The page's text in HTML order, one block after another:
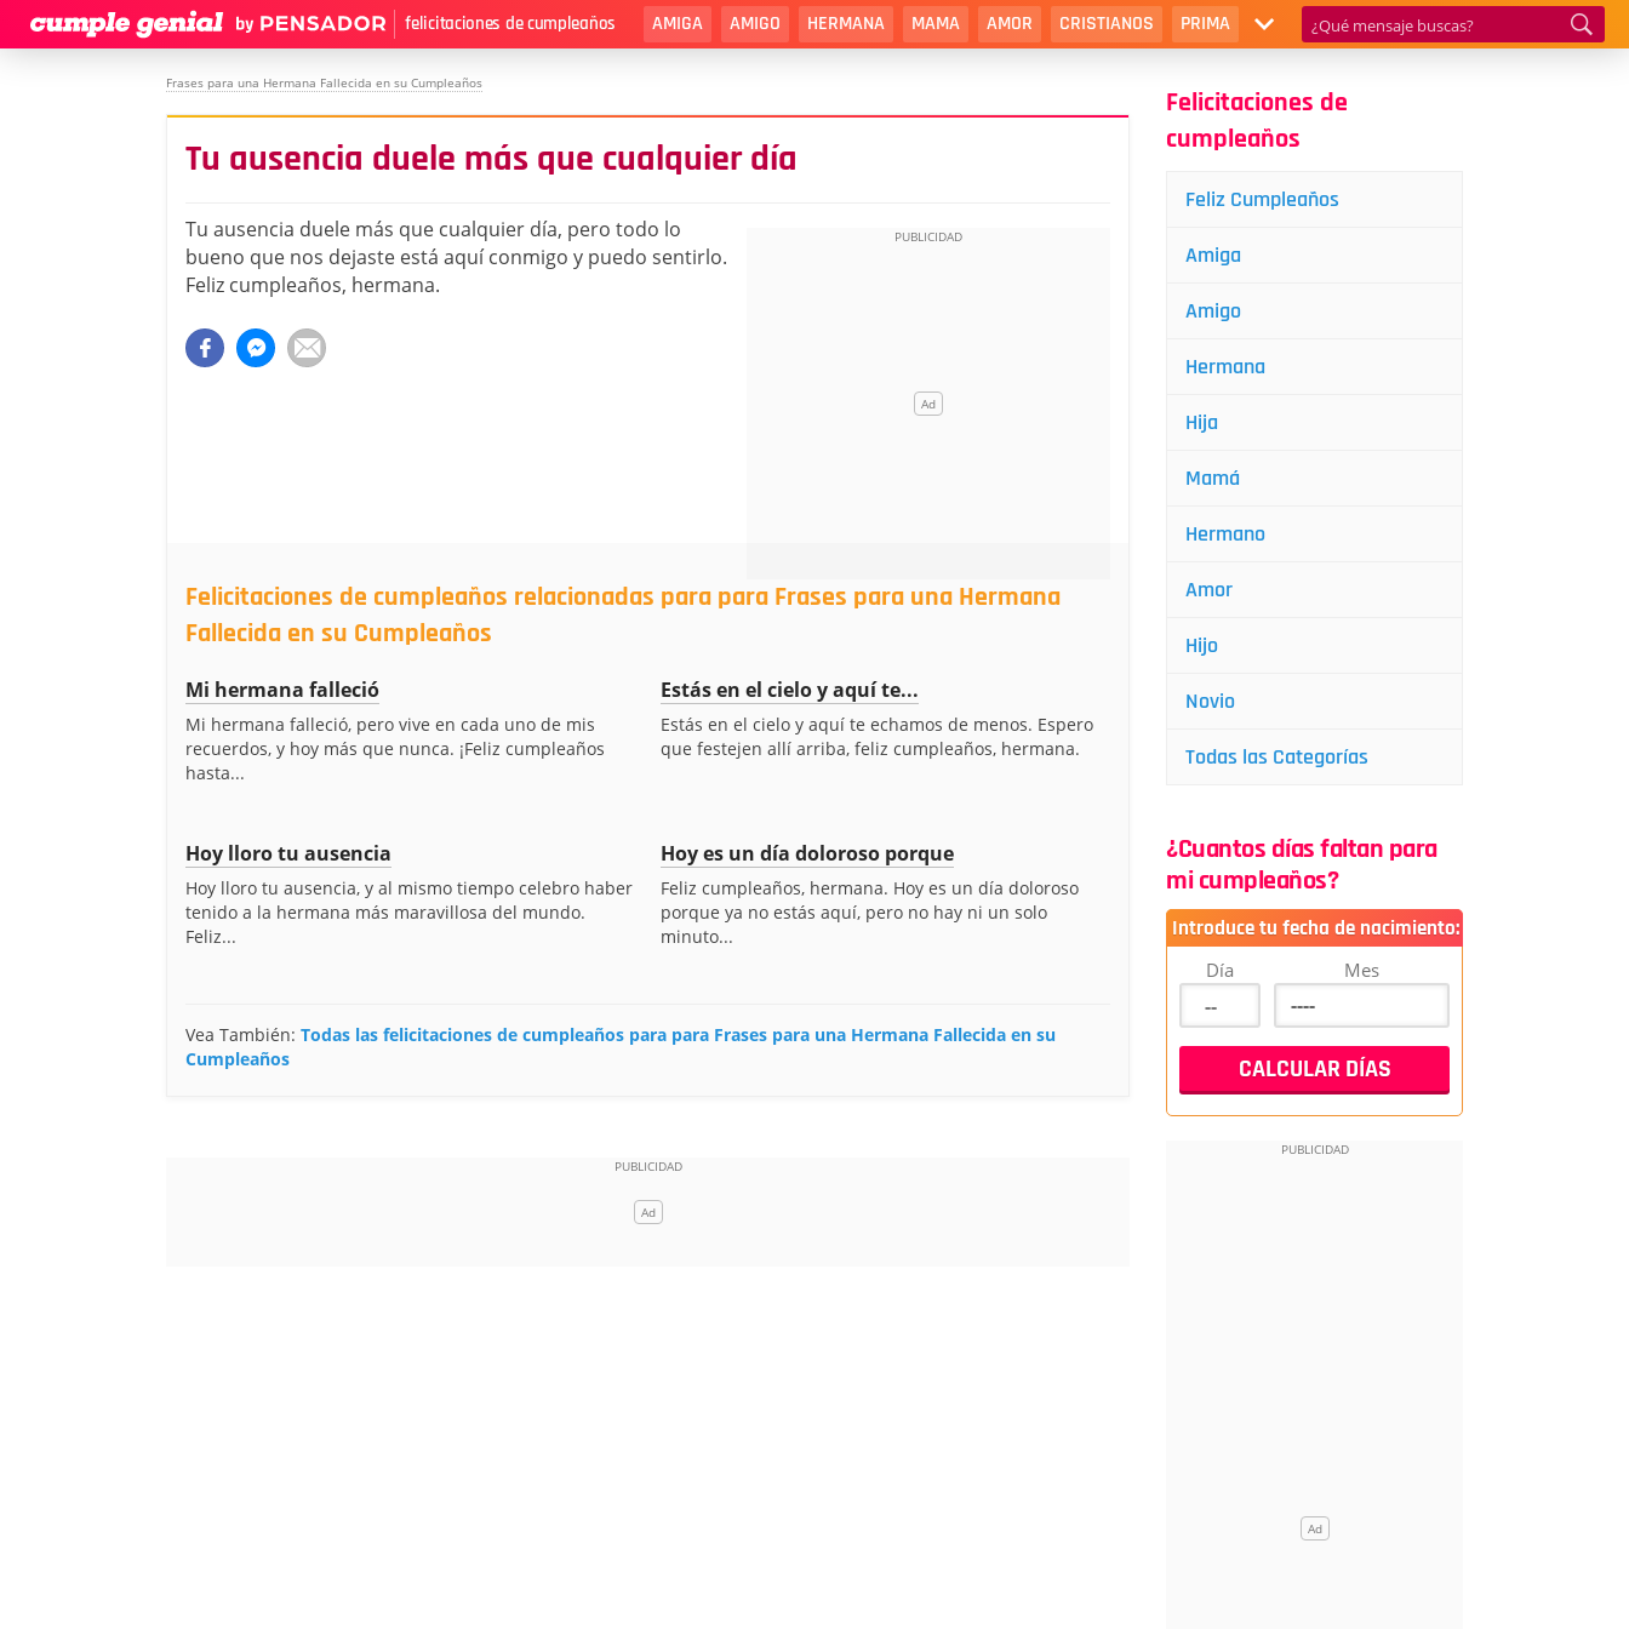
felicitaciones de cumpleaños AMIGA AMIGO HERMANA MAMA AMOR CRISTIANOS PRIMA
Frases para una Hermana Fallecida en su Cumpleaños
Tu ausencia duele más que cualquier día
Tu ausencia duele más que cualquier día, pero todo lo
bueno que nos dejaste está aquí conmigo y puedo sentirlo.
Feliz cumpleaños, hermana.
Felicitaciones de cumpleaños relacionadas para para Frases para una Hermana
Fallecida en su Cumpleaños
Mi hermana falleció
Mi hermana falleció, pero vive en cada uno de mis
recuerdos, y hoy más que nunca. ¡Feliz cumpleaños
hasta...
Estás en el cielo y aquí te...
Estás en el cielo y aquí te echamos de menos. Espero
que festejen allí arriba, feliz cumpleaños, hermana.
Hoy lloro tu ausencia
Hoy lloro tu ausencia, y al mismo tiempo celebro haber
tenido a la hermana más maravillosa del mundo.
Feliz...
Hoy es un día doloroso porque
Feliz cumpleaños, hermana. Hoy es un día doloroso
porque ya no estás aquí, pero no hay ni un solo
minuto...
Vea También: Todas las felicitaciones de cumpleaños para para Frases para una Hermana Fallecida en su
Cumpleaños
Felicitaciones de
cumpleaños
Feliz Cumpleaños
Amiga
Amigo
Hermana
Hija
Mamá
Hermano
Amor
Hijo
Novio
Todas las Categorías
¿Cuantos días faltan para
mi cumpleaños?
Introduce tu fecha de nacimiento:
Día Mes